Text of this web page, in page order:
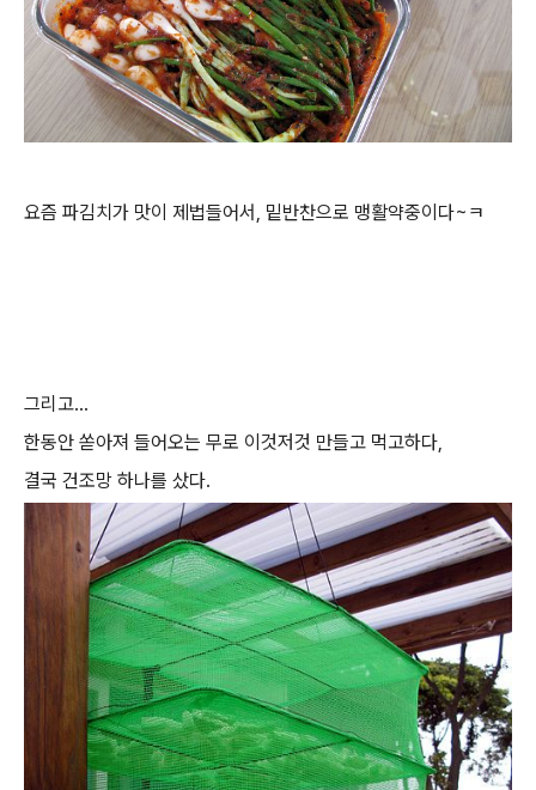
요즘 파김치가 맛이 제법들어서, 밑반찬으로 맹활약중이다~ㅋ
그리고...
한동안 쏟아져 들어오는 무로 이것저것 만들고 먹고하다,
결국 건조망 하나를 샀다.